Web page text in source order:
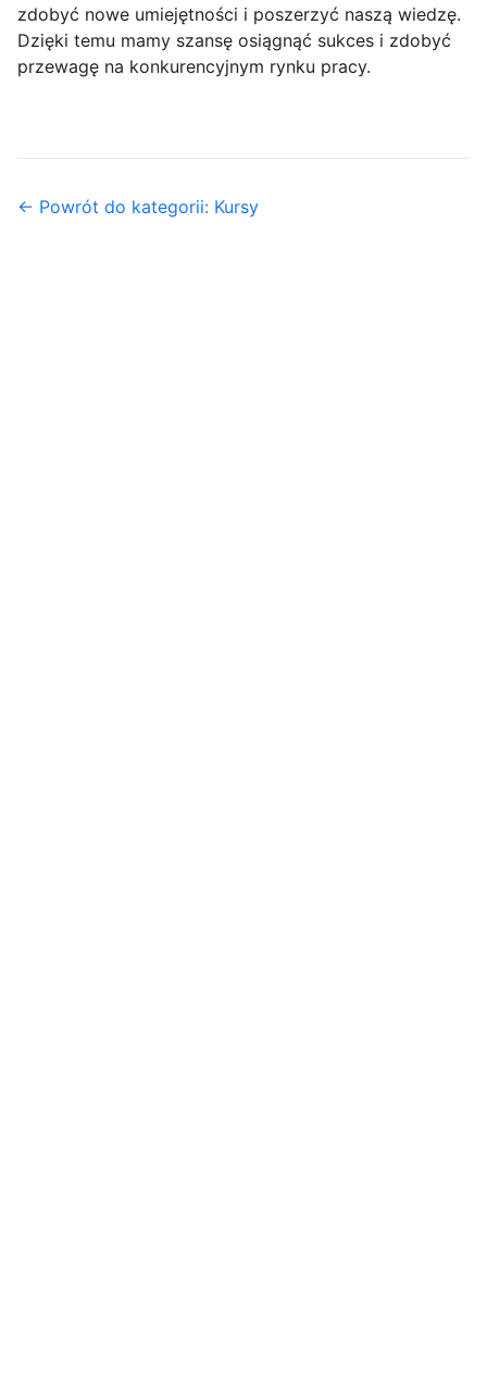
zdobyć nowe umiejętności i poszerzyć naszą wiedzę.
Dzięki temu mamy szansę osiągnąć sukces i zdobyć
przewagę na konkurencyjnym rynku pracy.
← Powrót do kategorii: Kursy